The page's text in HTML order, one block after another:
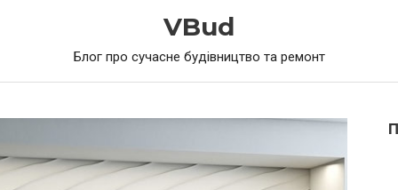
VBud
Блог про сучасне будівництво та ремонт